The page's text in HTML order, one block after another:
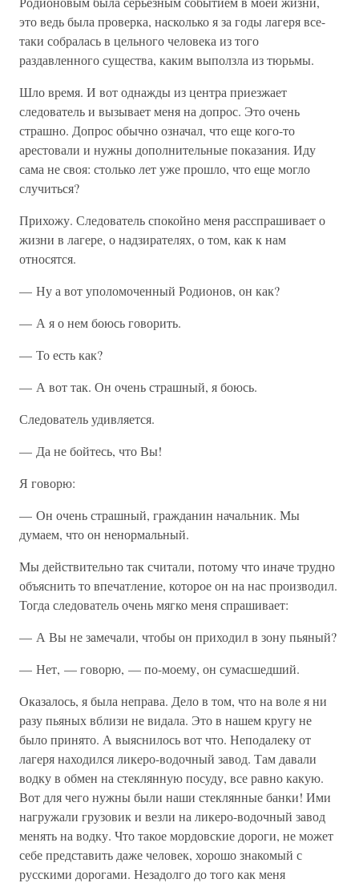
это ведь была проверка, насколько я за годы лагеря все-
таки собралась в цельного человека из того
раздавленного существа, каким выползла из тюрьмы.
Шло время. И вот однажды из центра приезжает
следователь и вызывает меня на допрос. Это очень
страшно. Допрос обычно означал, что еще кого-то
арестовали и нужны дополнительные показания. Иду
сама не своя: столько лет уже прошло, что еще могло
случиться?
Прихожу. Следователь спокойно меня расспрашивает о
жизни в лагере, о надзирателях, о том, как к нам
относятся.
— Ну а вот уполомоченный Родионов, он как?
— А я о нем боюсь говорить.
— То есть как?
— А вот так. Он очень страшный, я боюсь.
Следователь удивляется.
— Да не бойтесь, что Вы!
Я говорю:
— Он очень страшный, гражданин начальник. Мы
думаем, что он ненормальный.
Мы действительно так считали, потому что иначе трудно
объяснить то впечатление, которое он на нас производил.
Тогда следователь очень мягко меня спрашивает:
— А Вы не замечали, чтобы он приходил в зону пьяный?
— Нет, — говорю, — по-моему, он сумасшедший.
Оказалось, я была неправа. Дело в том, что на воле я ни
разу пьяных вблизи не видала. Это в нашем кругу не
было принято. А выяснилось вот что. Неподалеку от
лагеря находился ликеро-водочный завод. Там давали
водку в обмен на стеклянную посуду, все равно какую.
Вот для чего нужны были наши стеклянные банки! Ими
нагружали грузовик и везли на ликеро-водочный завод
менять на водку. Что такое мордовские дороги, не может
себе представить даже человек, хорошо знакомый с
русскими дорогами. Незадолго до того как меня